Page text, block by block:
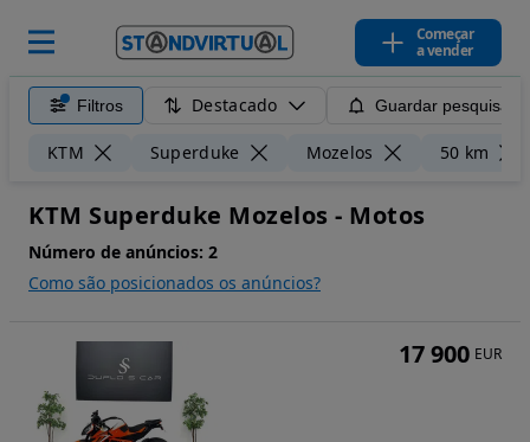
Começar
a vender
Filtros Destacado Guardar pesquisa
KTM Superduke Mozelos 50 km
KTM Superduke Mozelos - Motos
Número de anúncios: 2
Como são posicionados os anúncios?
17 900 EUR